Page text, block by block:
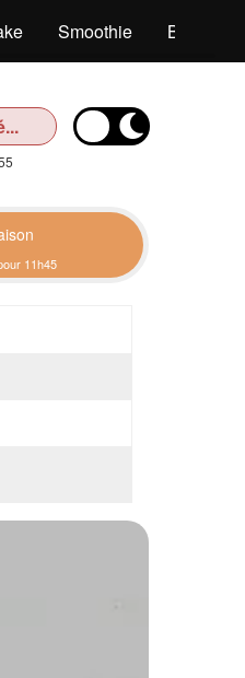
Smoothie Boissons
11h45